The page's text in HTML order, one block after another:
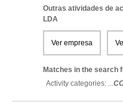
Outras atividades de
LDA
Ver empresa
Matches in the search
Activity categories: ...